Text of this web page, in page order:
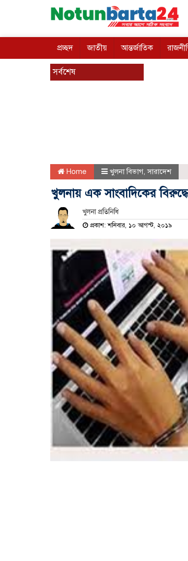
প্রচ্ছদ জাতীয় আন্তর্জাতিক
সর্বশেষ
Home খুলনা বিভাগ,সারাদেশ
খুলনায় এক সাংবাদিকের
খুলনা প্রতিনিধি
প্রকাশ: শনিবার, ১০ আগস্ট, ২০১৯